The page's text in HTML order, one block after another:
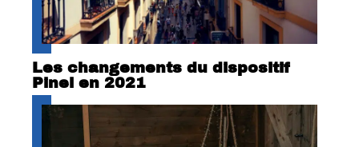
Les changements du dispositif
Pinel en 2021